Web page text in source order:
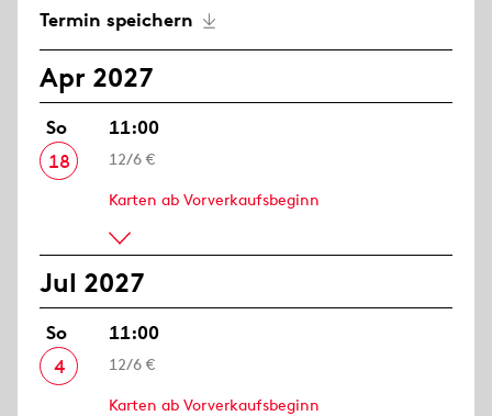
Termin speichern
Apr 2027
So
18
11:00
12/6 €
Karten ab Vorverkaufsbeginn
Jul 2027
So
4
11:00
12/6 €
Karten ab Vorverkaufsbeginn